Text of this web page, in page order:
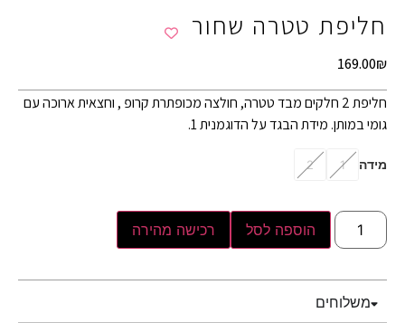
חליפת טטרה שחור
169.00₪
חליפת 2 חלקים מבד טטרה, חולצה מכופתרת קרופ , וחצאית ארוכה עם
גומי במותן. מידת הבגד על הדוגמנית 1.
מידה 1
2
הוספה לסל רכישה מהירה
משלוחים